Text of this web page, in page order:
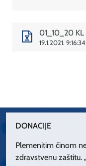
01_10_20 KL
19.1.2021. 9:16:34
DONACIJE
Plemenitim činom
zdravstvenu zaštitu.